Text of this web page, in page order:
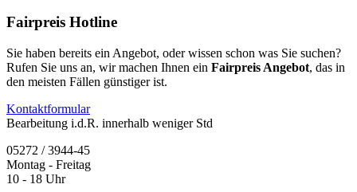
Fairpreis Hotline
Sie haben bereits ein Angebot, oder wissen schon was Sie suchen?
Rufen Sie uns an, wir machen Ihnen ein Fairpreis Angebot, das in
den meisten Fällen günstiger ist.
Kontaktformular
Bearbeitung i.d.R. innerhalb weniger Std
05272 / 3944-45
Montag - Freitag
10 - 18 Uhr